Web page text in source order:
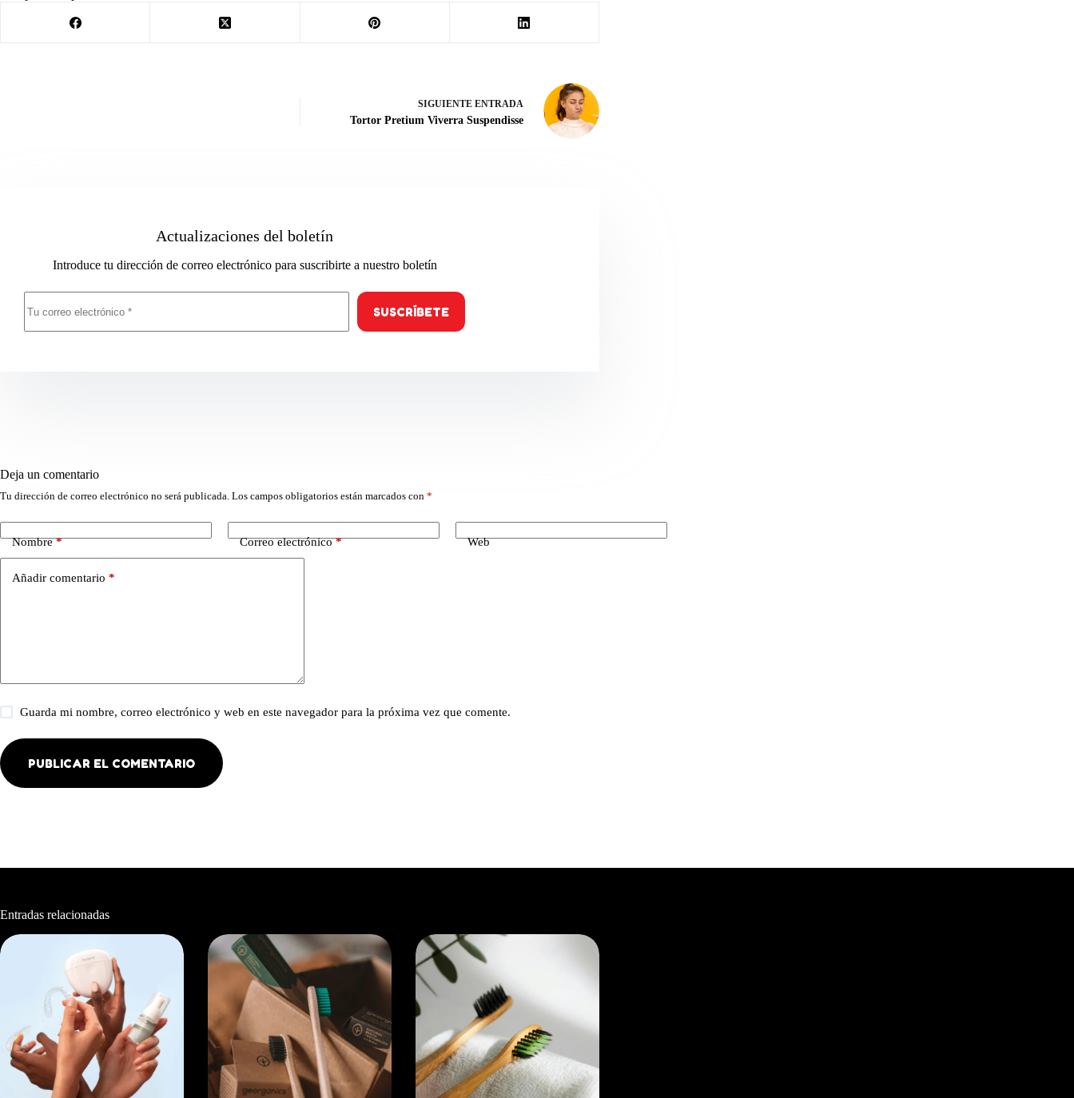
SIGUIENTE ENTRADA
Tortor Pretium Viverra Suspendisse
Actualizaciones del boletín
Introduce tu dirección de correo electrónico para suscribirte a nuestro boletín
SUSCRÍBETE
Deja un comentario
Tu dirección de correo electrónico no será publicada. Los campos obligatorios están marcados con *
Nombre* Correo electrónico* Web
Añadir comentario *
Guarda mi nombre, correo electrónico y web en este navegador para la próxima vez que comente.
PUBLICAR EL COMENTARIO
Entradas relacionadas